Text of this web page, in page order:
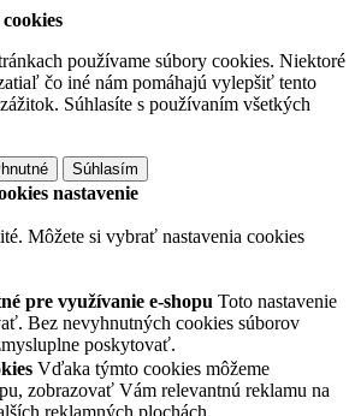
používame súbory cookies. Niektoré
čo iné nám pomáhajú vylepšiť tento
Súhlasíte s používaním všetkých
Súhlasím
nastavenie
Môžete si vybrať nastavenia cookies
pre využívanie e-shopu Toto nastavenie
Bez nevyhnutných cookies súborov
poskytovať.
Vďaka týmto cookies môžeme
zobrazovať Vám relevantnú reklamu na
reklamných plochách.